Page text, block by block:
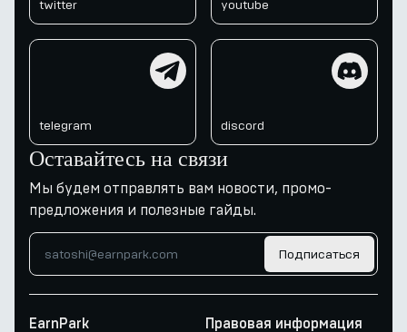
twitter youtube
telegram discord
Оставайтесь на связи
Мы будем отправлять вам новости, промо-
предложения и полезные гайды.
Подписаться
EarnPark Правовая информация